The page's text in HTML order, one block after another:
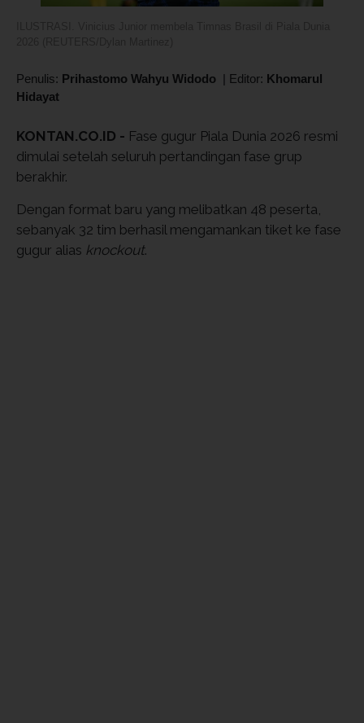
Penulis: Prihastomo Wahyu Widodo | Editor: Khomarul
Hidayat
KONTAN.CO.ID - Fase gugur Piala Dunia 2026 resmi
dimulai setelah seluruh pertandingan fase grup
berakhir.
Dengan format baru yang melibatkan 48 peserta,
sebanyak 32 tim berhasil mengamankan tiket ke fase
gugur alias knockout.